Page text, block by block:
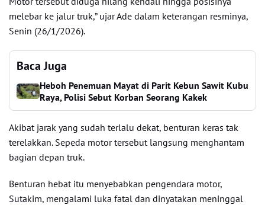
melebar ke jalur truk,” ujar Ade dalam keterangan resminya,
Senin (26/1/2026).
Baca Juga
Heboh Penemuan Mayat di Parit Kebun Sawit Kubu
Raya, Polisi Sebut Korban Seorang Kakek
Akibat jarak yang sudah terlalu dekat, benturan keras tak
terelakkan. Sepeda motor tersebut langsung menghantam
bagian depan truk.
Benturan hebat itu menyebabkan pengendara motor,
Sutakim, mengalami luka fatal dan dinyatakan meninggal